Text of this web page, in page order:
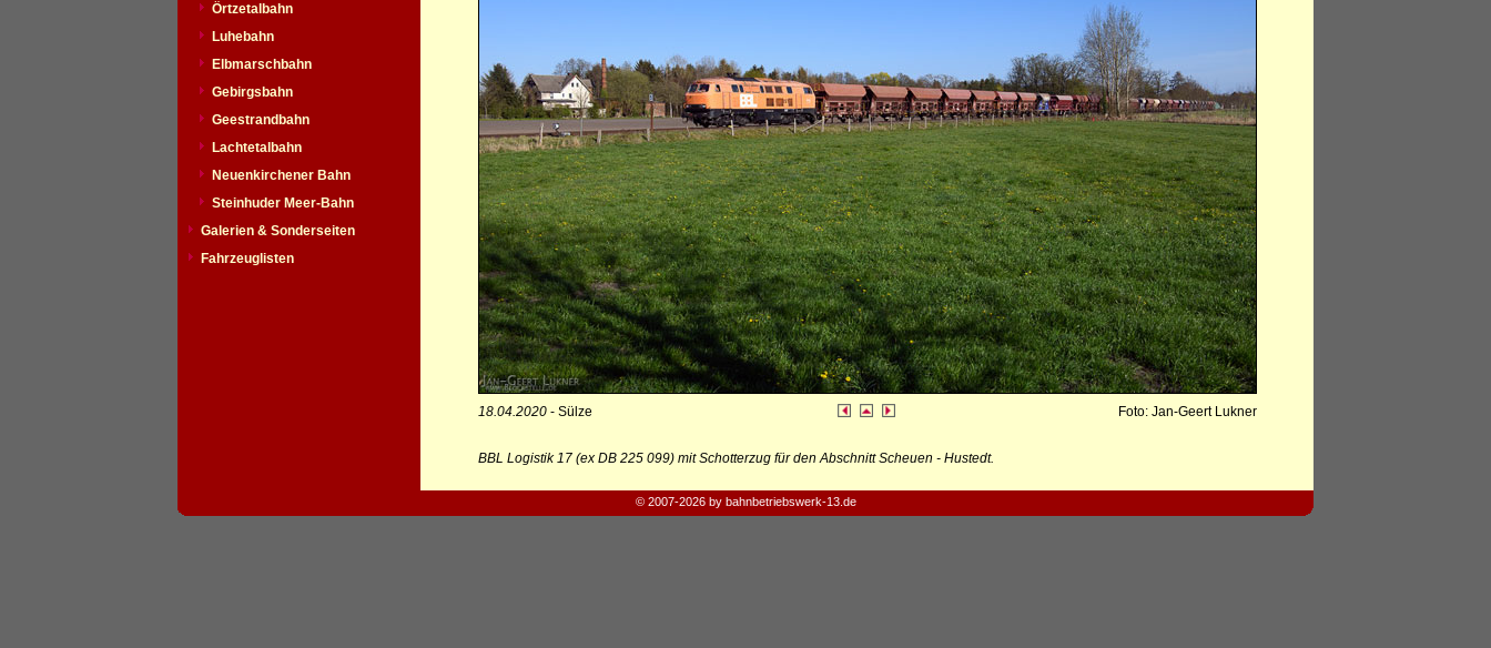
Örtzetalbahn
Luhebahn
Elbmarschbahn
Gebirgsbahn
Geestrandbahn
Lachtetalbahn
Neuenkirchener Bahn
Steinhuder Meer-Bahn
Galerien & Sonderseiten
Fahrzeuglisten
18.04.2020- Sülze Foto: Jan-Geert Lukner
BBL Logistik 17 (ex DB 225 099) mit Schotterzug für den Abschnitt Scheuen - Hustedt.
© 2007-2026 by bahnbetriebswerk-13.de